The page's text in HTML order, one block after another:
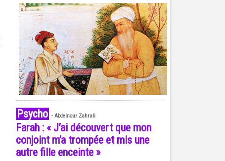
Psycho - Abdelnour Zahrali
Farah : « J’ai découvert que mon
conjoint m’a trompée et mis une
autre fille enceinte »